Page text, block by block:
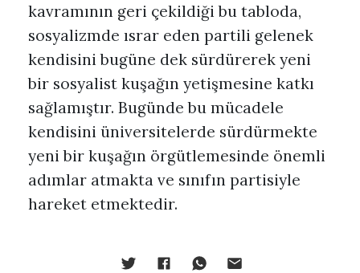
kavramının geri çekildiği bu tabloda,
sosyalizmde ısrar eden partili gelenek
kendisini bugüne dek sürdürerek yeni
bir sosyalist kuşağın yetişmesine katkı
sağlamıştır. Bugünde bu mücadele
kendisini üniversitelerde sürdürmekte
yeni bir kuşağın örgütlemesinde önemli
adımlar atmakta ve sınıfın partisiyle
hareket etmektedir.